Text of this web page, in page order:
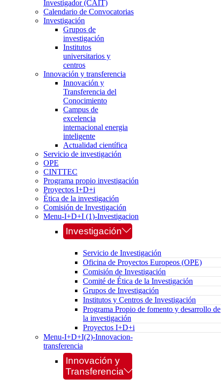
Investigador (CAIT)
Calendario de Convocatorias
Investigación
Grupos de
investigación
Institutos
universitarios y
centros
Innovación y transferencia
Innovación y
Transferencia del
Conocimiento
Campus de
excelencia
internacional energia
inteligente
Actualidad científica
Servicio de investigación
OPE
CINTTEC
Programa propio investigación
Proyectos I+D+i
Ética de la investigación
Comisión de Investigación
Menu-I+D+I (1)-Investigacion
Investigación
Servicio de Investigación
Oficina de Proyectos Europeos (OPE)
Comisión de Investigación
Comité de Ética de la Investigación
Grupos de Investigación
Institutos y Centros de Investigación
Programa Propio de fomento y desarrollo de
la investigación
Proyectos I+D+i
Menu-I+D+I(2)-Innovacion-
transferencia
Innovación y
Transferencia